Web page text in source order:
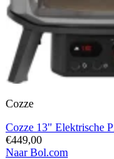
Cozze
Cozze 13" Elektrische
€449,00
Naar Bol.com